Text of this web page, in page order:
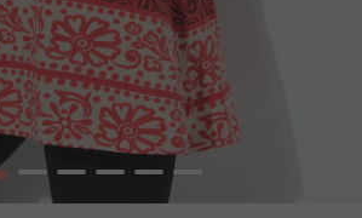
2 3 4 5